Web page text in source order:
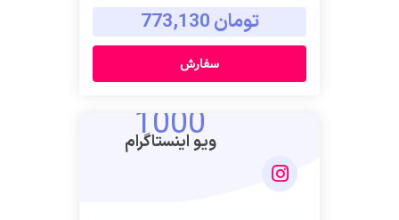
تومان 773,130
سفارش
1000
ویو اینستاگرام